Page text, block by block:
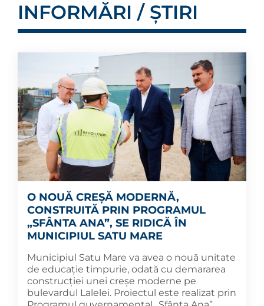
INFORMĂRI / ȘTIRI
O NOUĂ CREȘĂ MODERNĂ,
CONSTRUITĂ PRIN PROGRAMUL
„SFÂNTA ANA”, SE RIDICĂ ÎN
MUNICIPIUL SATU MARE
Municipiul Satu Mare va avea o nouă unitate
de educație timpurie, odată cu demararea
construcției unei creșe moderne pe
bulevardul Lalelei. Proiectul este realizat prin